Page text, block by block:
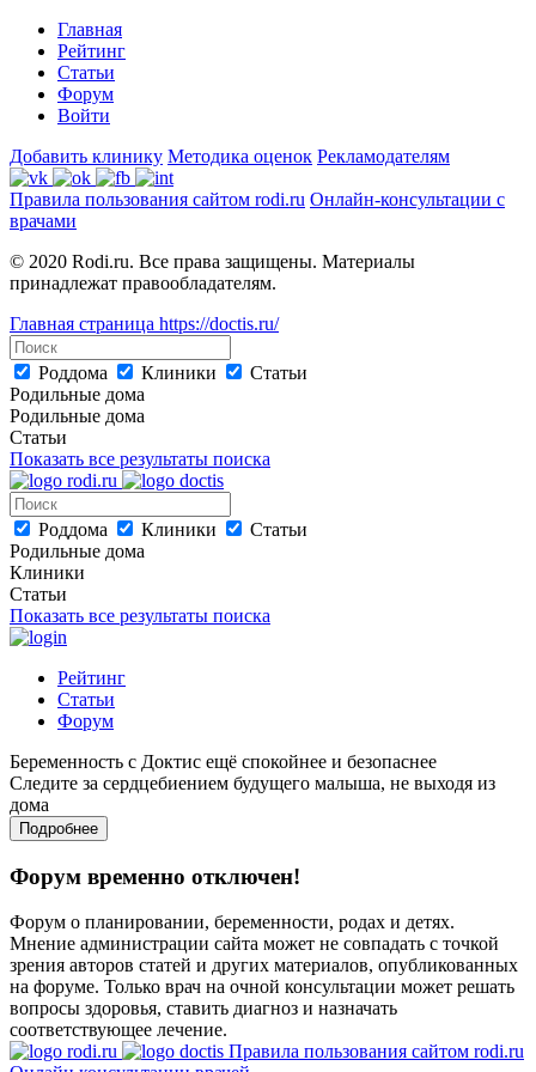
Главная
Рейтинг
Статьи
Форум
Войти
Добавить клинику Методика оценок Рекламодателям
Правила пользования сайтом rodi.ru Онлайн-консультации с
врачами
© 2020 Rodi.ru. Все права защищены. Материалы
принадлежат правообладателям.
Главная страница https://doctis.ru/
Роддома Клиники
Статьи
Родильные дома
Родильные дома
Статьи
Показать все результаты поиска
Роддома Клиники
Статьи
Родильные дома
Клиники
Статьи
Показать все результаты поиска
Рейтинг
Статьи
Форум
Беременность с Доктис ещё спокойнее и безопаснее
Следите за сердцебиением будущего малыша, не выходя из
дома
Подробнее
Форум временно отключен!
Форум о планировании, беременности, родах и детях.
Мнение администрации сайта может не совпадать с точкой
зрения авторов статей и других материалов, опубликованных
на форуме. Только врач на очной консультации может решать
вопросы здоровья, ставить диагноз и назначать
соответствующее лечение.
Правила пользования сайтом rodi.ru